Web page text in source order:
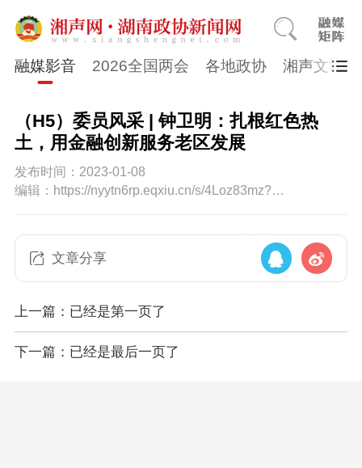
融媒影音 2026全国两会 各地政协 湘声文博
（H5）委员风采 | 钟卫明：扎根红色热
土，用金融创新服务老区发展
发布时间：2023-01-08
编辑：https://nyytn6rp.eqxiu.cn/s/4Loz83mz?
文章分享
上一篇：已经是第一页了
下一篇：已经是最后一页了